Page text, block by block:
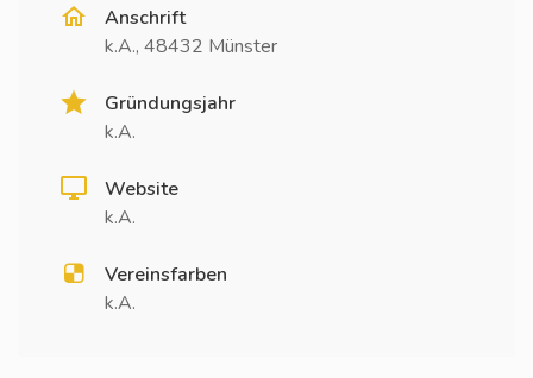
Anschrift
k.A., 48432 Münster
Gründungsjahr
k.A.
Website
k.A.
Vereinsfarben
k.A.